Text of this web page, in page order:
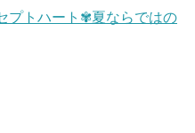
プトハート✾夏ならではの